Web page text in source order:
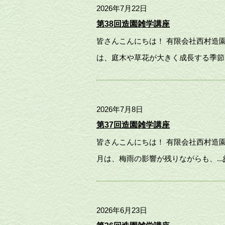
2026年7月22日
第38回造園雑学講座
皆さんこんにちは！ 有限会社西村造
は、庭木や草花が大きく成長する季
2026年7月8日
第37回造園雑学講座
皆さんこんにちは！ 有限会社西村造
月は、梅雨の影響が残りながらも、...
2026年6月23日